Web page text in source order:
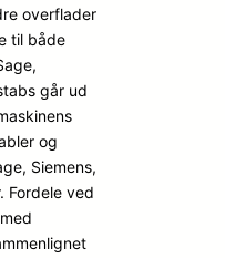
overflader
til både
går ud
og
Siemens,
Fordele ved